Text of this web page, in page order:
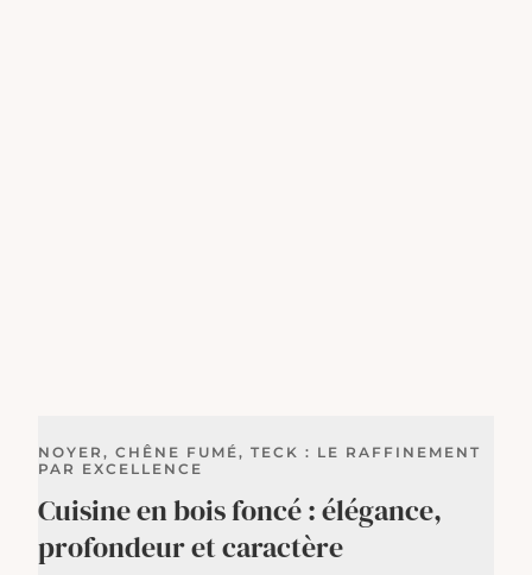
NOYER, CHÊNE FUMÉ, TECK : LE RAFFINEMENT
PAR EXCELLENCE
Cuisine en bois foncé : élégance,
profondeur et caractère